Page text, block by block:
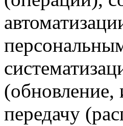
(обновление,
передачу